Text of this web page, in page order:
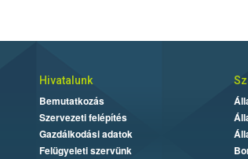
Hivatalunk
Bemutatkozás
Szervezeti felépítés
Gazdálkodási adatok
Felügyeleti szervünk